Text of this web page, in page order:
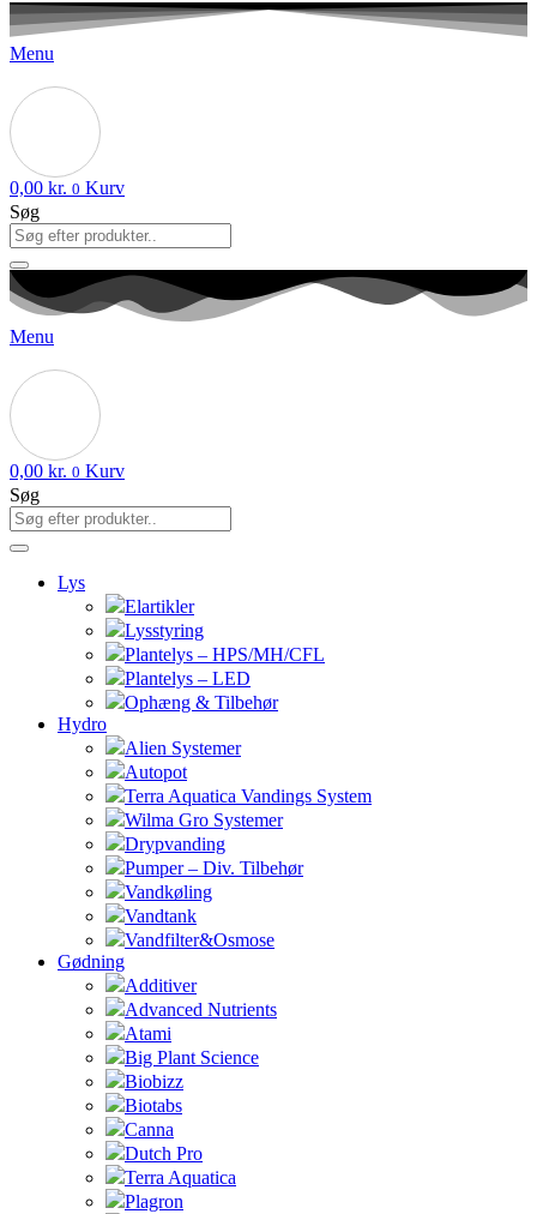
Menu
0,00 kr. 0 Kurv
Søg
Menu
0,00 kr. 0 Kurv
Søg
Lys
Elartikler
Lysstyring
Plantelys – HPS/MH/CFL
Plantelys – LED
Ophæng & Tilbehør
Hydro
Alien Systemer
Autopot
Terra Aquatica Vandings System
Wilma Gro Systemer
Drypvanding
Pumper – Div. Tilbehør
Vandkøling
Vandtank
Vandfilter&Osmose
Gødning
Additiver
Advanced Nutrients
Atami
Big Plant Science
Biobizz
Biotabs
Canna
Dutch Pro
Terra Aquatica
Plagron